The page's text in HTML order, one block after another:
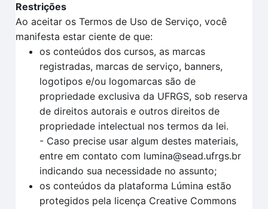
Restrições
Ao aceitar os Termos de Uso de Serviço, você
manifesta estar ciente de que:
os conteúdos dos cursos, as marcas
registradas, marcas de serviço, banners,
logotipos e/ou logomarcas são de
propriedade exclusiva da UFRGS, sob reserva
de direitos autorais e outros direitos de
propriedade intelectual nos termos da lei.
- Caso precise usar algum destes materiais,
entre em contato com lumina@sead.ufrgs.br
indicando sua necessidade no assunto;
os conteúdos da plataforma Lúmina estão
protegidos pela licença Creative Commons